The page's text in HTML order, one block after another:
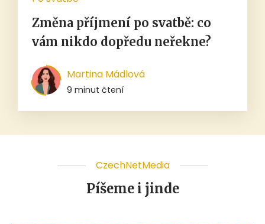
Změna příjmení po svatbě: co
vám nikdo dopředu neřekne?
Martina Mádlová
9 minut čtení
CzechNetMedia
Píšeme i jinde